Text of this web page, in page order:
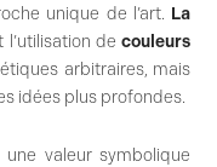
unique de l’art. La
l’utilisation decouleurs
arbitraires, mais
idées plus profondes.
valeur symbolique